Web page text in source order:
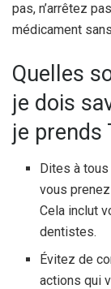
pas, n’arrêtez
médicament
Quelles
je dois
je prends
Dites à
vous
Cela inclut
dentistes.
Évitez de
actions qui